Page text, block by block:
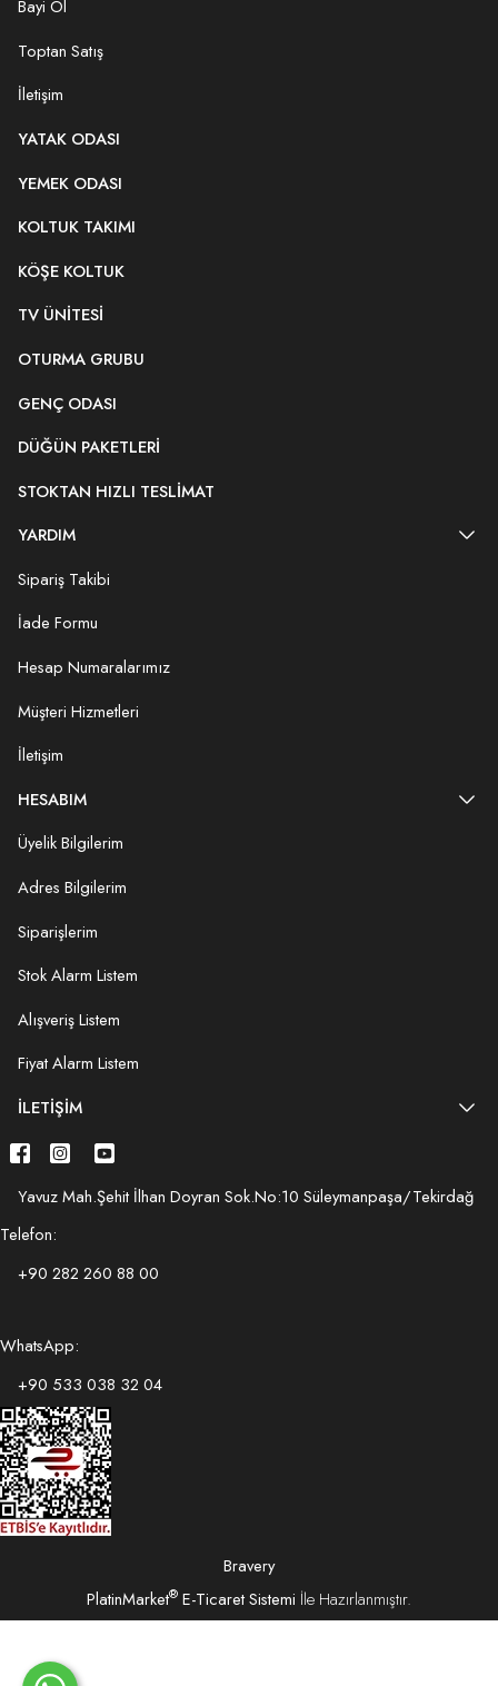
Bayi Ol
Toptan Satış
İletişim
YATAK ODASI
YEMEK ODASI
KOLTUK TAKIMI
KÖŞE KOLTUK
TV ÜNITESI
OTURMA GRUBU
GENÇ ODASI
DÜĞÜN PAKETLERI
STOKTAN HIZLI TESLIMAT
YARDIM
Sipariş Takibi
İade Formu
Hesap Numaralarımız
Müşteri Hizmetleri
İletişim
HESABIM
Üyelik Bilgilerim
Adres Bilgilerim
Siparişlerim
Stok Alarm Listem
Alışveriş Listem
Fiyat Alarm Listem
İLETIŞIM
Yavuz Mah.Şehit İlhan Doyran Sok.No:10 Süleymanpaşa/Tekirdağ
Telefon:
+90 282 260 88 00
WhatsApp:
+90 533 038 32 04
Bravery
PlatinMarket® E-Ticaret Sistemi İle Hazırlanmıştır.